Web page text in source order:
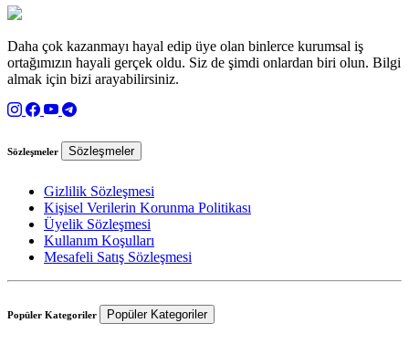
Daha çok kazanmayı hayal edip üye olan binlerce kurumsal iş
ortağımızın hayali gerçek oldu. Siz de şimdi onlardan biri olun. Bilgi
almak için bizi arayabilirsiniz.
Sözleşmeler Sözleşmeler
Gizlilik Sözleşmesi
Kişisel Verilerin Korunma Politikası
Üyelik Sözleşmesi
Kullanım Koşulları
Mesafeli Satış Sözleşmesi
Popüler Kategoriler Popüler Kategoriler